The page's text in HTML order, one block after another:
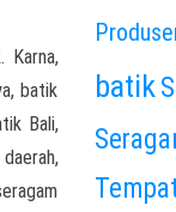
Karna,
batik
Bali,
batik